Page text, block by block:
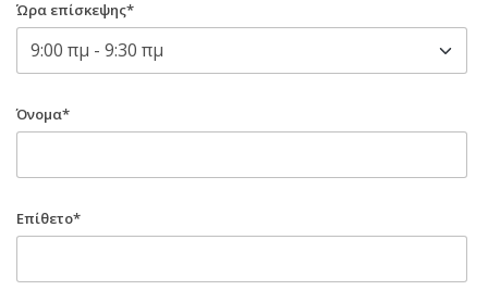
Ώρα επίσκεψης*
Όνομα*
Επίθετο*